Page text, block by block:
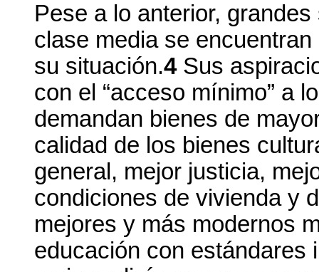
Pese a lo anterior,
clase media se
su situación.4Sus
con el “acceso mínimo” a
demandan bienes de
calidad de los bienes
general, mejor justicia,
condiciones de vivienda y
mejores y más modernos
educación con estándares